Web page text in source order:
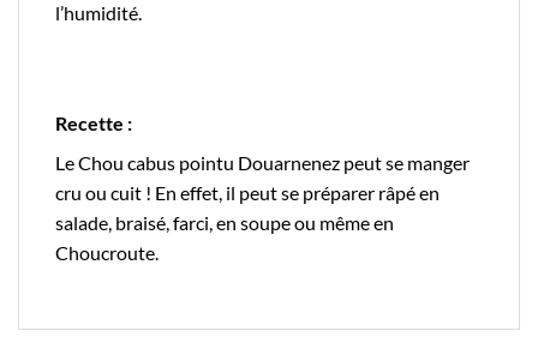
l’humidité.
Recette :
Le Chou cabus pointu Douarnenez peut se manger
cru ou cuit ! En effet, il peut se préparer râpé en
salade, braisé, farci, en soupe ou même en
Choucroute.